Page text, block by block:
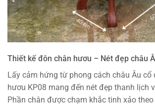
Thiết kế đôn chân hươu – Nét đẹp châu
Lấy cảm hứng từ phong cách châu Âu cổ
hươu KP08 mang đến nét đẹp thanh lịch
Phần chân được chạm khắc tinh xảo